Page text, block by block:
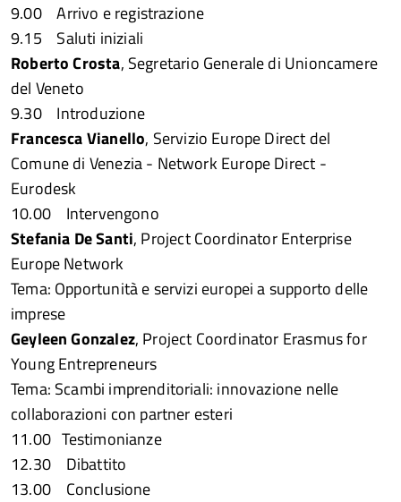
9.00 Arrivo e registrazione
9.15 Saluti iniziali
Roberto Crosta, Segretario Generale di Unioncamere
del Veneto
9.30 Introduzione
Francesca Vianello, Servizio Europe Direct del
Comune di Venezia - Network Europe Direct -
Eurodesk
10.00 Intervengono
Stefania De Santi, Project Coordinator Enterprise
Europe Network
Tema: Opportunità e servizi europei a supporto delle
imprese
Geyleen Gonzalez, Project Coordinator Erasmus for
Young Entrepreneurs
Tema: Scambi imprenditoriali: innovazione nelle
collaborazioni con partner esteri
11.00 Testimonianze
12.30 Dibattito
13.00 Conclusione